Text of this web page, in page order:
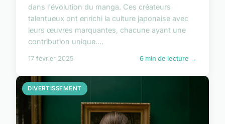
dans l'évolution du manga. Ces créateurs
talentueux ont enrichi la culture japonaise avec
leurs œuvres marquantes, chacune ayant une
contribution unique....
17 février 2025 6 min de lecture →
DIVERTISSEMENT